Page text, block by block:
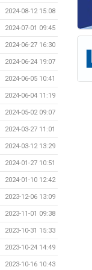
2024-08-12 15:08
2024-07-01 09:45
2024-06-27 16:30
2024-06-24 19:07
2024-06-05 10:41
2024-06-04 11:19
2024-05-02 09:07
2024-03-27 11:01
2024-03-12 13:29
2024-01-27 10:51
2024-01-10 12:42
2023-12-06 13:09
2023-11-01 09:38
2023-10-31 15:33
2023-10-24 14:49
2023-10-16 10:43